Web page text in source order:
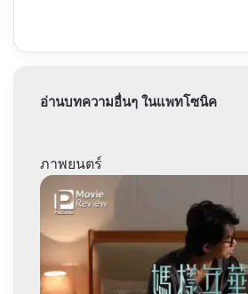
อ่านบทความอื่นๆ ในแพทโซนิค
ภาพยนตร์